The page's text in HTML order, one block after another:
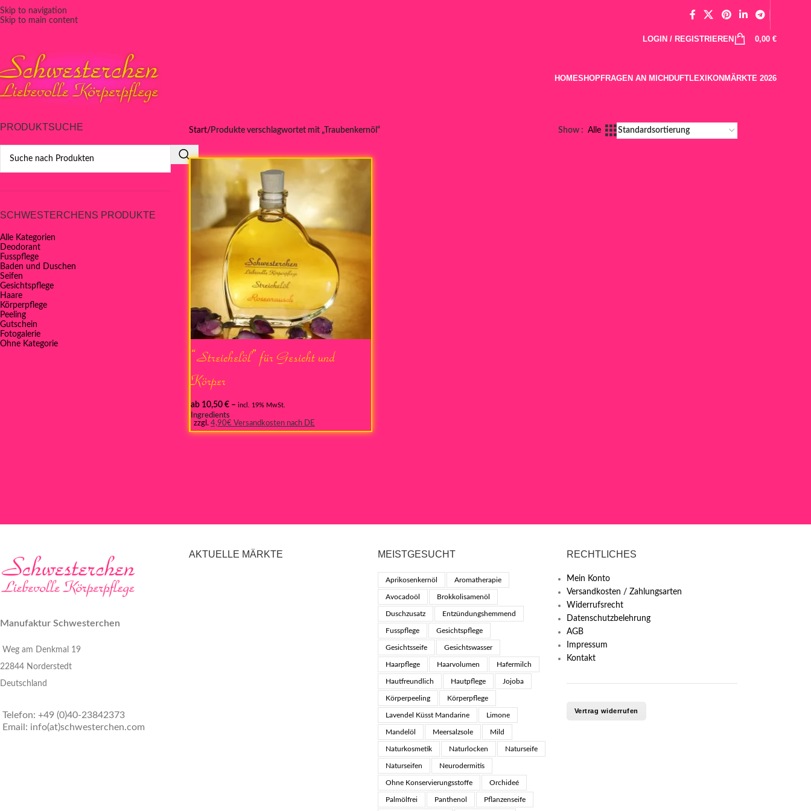
Skip to navigation
Skip to main content
LOGIN / REGISTRIEREN 0,00 €
HOMESHOPFRAGEN AN MICH DUFTLEXIKON MÄRKTE 2026
PRODUKTSUCHE
SCHWESTERCHENS PRODUKTE
Alle Kategorien
Deodorant
Fusspflege
Baden und Duschen
Seifen
Gesichtspflege
Haare
Körperpflege
Peeling
Gutschein
Fotogalerie
Ohne Kategorie
Start Produkte verschlagwortet mit „Traubenkernöl“ Show Alle
“Streichelöl” für Gesicht und
Körper
ab 10,50 €– incl. 19% MwSt.
Ingredients
zzgl. 4,90€ Versandkosten nach DE
Manufaktur Schwesterchen
Weg am Denkmal 19
22844 Norderstedt
Deutschland
Telefon: +49 (0)40-23842373
Email: info(at)schwesterchen.com
AKTUELLE MÄRKTE MEISTGESUCHT
Aprikosenkernöl Aromatherapie
Avocadoöl Brokkolisamenöl
Duschzusatz Entzündungshemmend
Fusspflege Gesichtspflege
Gesichtsseife Gesichtswasser
Haarpflege Haarvolumen Hafermilch
Hautfreundlich Hautpflege Jojoba
Körperpeeling Körperpflege
Lavendel Küsst Mandarine Limone
Mandelöl Meersalzsole Mild
Naturkosmetik Naturlocken Naturseife
Naturseifen Neurodermitis
Ohne Konservierungsstoffe Orchideé
Palmölfrei Panthenol Pflanzenseife
RECHTLICHES
Mein Konto
Versandkosten / Zahlungsarten
Widerrufsrecht
Datenschutzbelehrung
AGB
Impressum
Kontakt
Vertrag widerrufen